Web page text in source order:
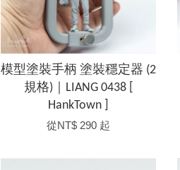
模型塗裝手柄 塗裝穩定器 (2
規格)｜LIANG 0438 [
HankTown ]
從NT$ 290 起